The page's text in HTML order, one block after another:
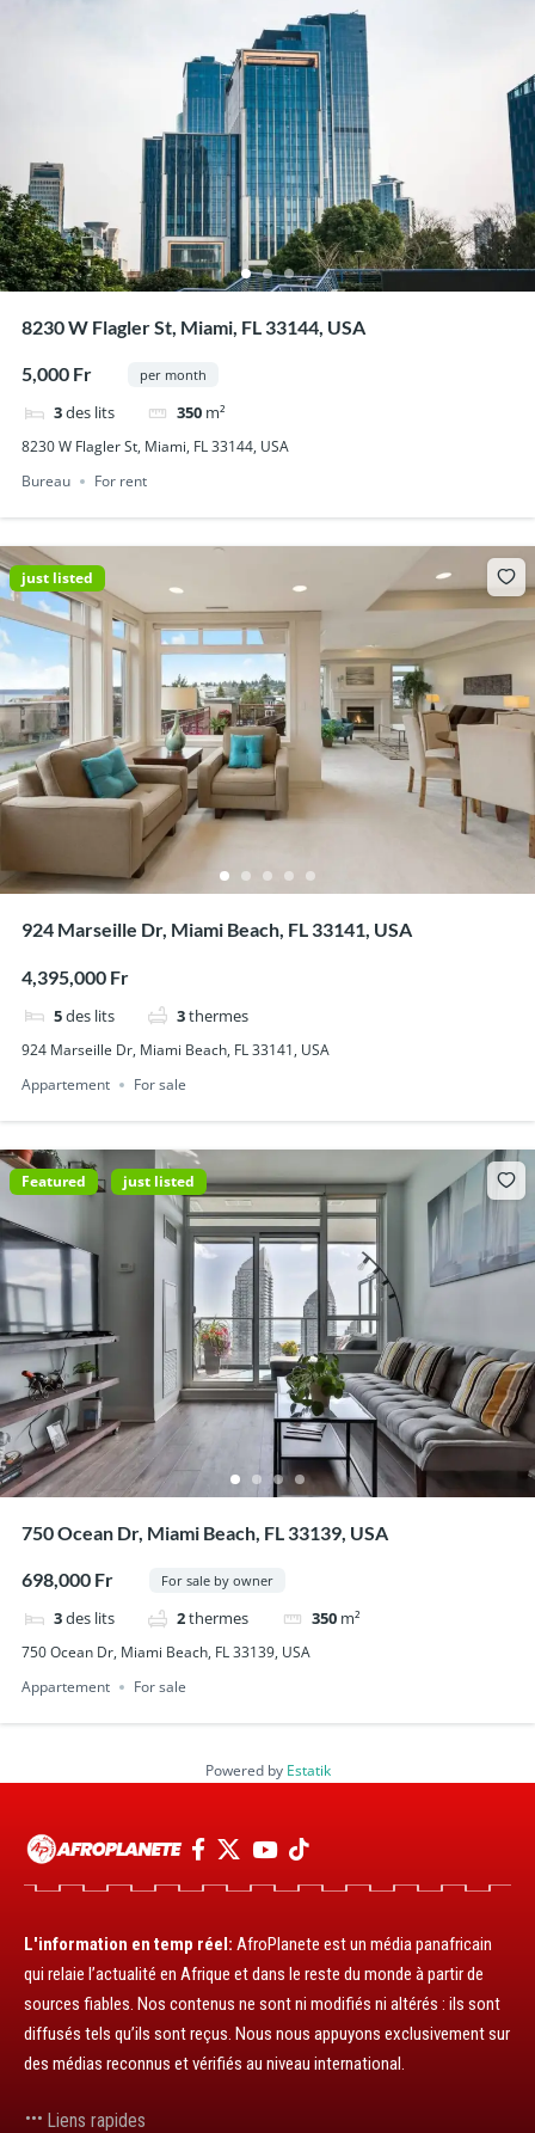
8230 W Flagler St, Miami, FL 33144, USA
5,000 Fr per month
3des lits 350 m²
8230 W Flagler St, Miami, FL 33144, USA
Bureau
For rent
just listed
924 Marseille Dr, Miami Beach, FL 33141, USA
4,395,000 Fr
5des lits 3thermes
924 Marseille Dr, Miami Beach, FL 33141, USA
Appartement
For sale
Featured just listed
750 Ocean Dr, Miami Beach, FL 33139, USA
698,000 Fr For sale by owner
3des lits 2thermes 350 m²
750 Ocean Dr, Miami Beach, FL 33139, USA
Appartement
For sale
Powered by Estatik
L'information en temp réel: AfroPlanete est un média panafricain
qui relaie l’actualité en Afrique et dans le reste du monde à partir de
sources fiables. Nos contenus ne sont ni modifiés ni altérés : ils sont
diffusés tels qu’ils sont reçus. Nous nous appuyons exclusivement sur
des médias reconnus et vérifiés au niveau international.
Liens rapides